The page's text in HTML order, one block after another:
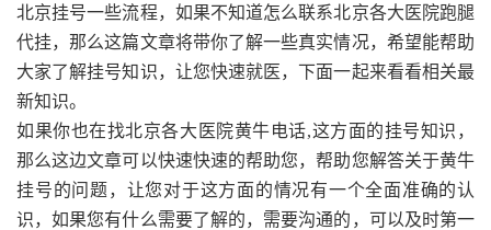
北京挂号一些流程，如果不知道怎么联系北京各大医院跑腿
代挂，那么这篇文章将带你了解一些真实情况，希望能帮助
大家了解挂号知识，让您快速就医，下面一起来看看相关最
新知识。
如果你也在找北京各大医院黄牛电话,这方面的挂号知识，
那么这边文章可以快速快速的帮助您，帮助您解答关于黄牛
挂号的问题，让您对于这方面的情况有一个全面准确的认
识，如果您有什么需要了解的，需要沟通的，可以及时第一